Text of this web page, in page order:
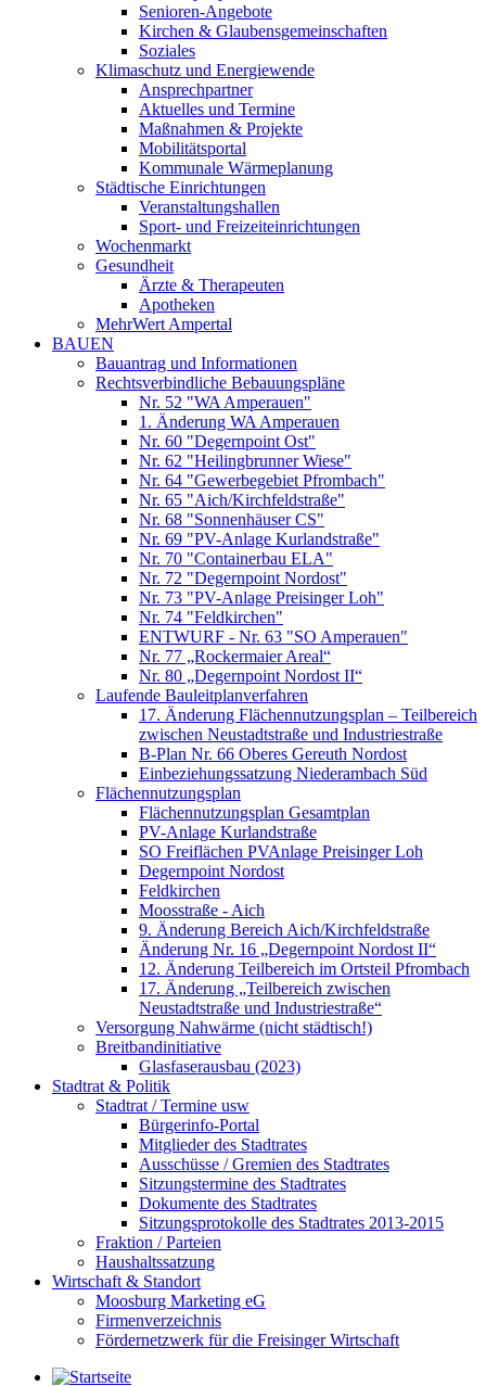
Senioren-Angebote
Kirchen & Glaubensgemeinschaften
Soziales
Klimaschutz und Energiewende
Ansprechpartner
Aktuelles und Termine
Maßnahmen & Projekte
Mobilitätsportal
Kommunale Wärmeplanung
Städtische Einrichtungen
Veranstaltungshallen
Sport- und Freizeiteinrichtungen
Wochenmarkt
Gesundheit
Ärzte & Therapeuten
Apotheken
MehrWert Ampertal
BAUEN
Bauantrag und Informationen
Rechtsverbindliche Bebauungspläne
Nr. 52 "WA Amperauen"
1. Änderung WA Amperauen
Nr. 60 "Degernpoint Ost"
Nr. 62 "Heilingbrunner Wiese"
Nr. 64 "Gewerbegebiet Pfrombach"
Nr. 65 "Aich/Kirchfeldstraße"
Nr. 68 "Sonnenhäuser CS"
Nr. 69 "PV-Anlage Kurlandstraße"
Nr. 70 "Containerbau ELA"
Nr. 72 "Degernpoint Nordost"
Nr. 73 "PV-Anlage Preisinger Loh"
Nr. 74 "Feldkirchen"
ENTWURF - Nr. 63 "SO Amperauen"
Nr. 77 „Rockermaier Areal“
Nr. 80 „Degernpoint Nordost II“
Laufende Bauleitplanverfahren
17. Änderung Flächennutzungsplan – Teilbereich
zwischen Neustadtstraße und Industriestraße
B-Plan Nr. 66 Oberes Gereuth Nordost
Einbeziehungssatzung Niederambach Süd
Flächennutzungsplan
Flächennutzungsplan Gesamtplan
PV-Anlage Kurlandstraße
SO Freiflächen PV­Anlage Preisinger Loh
Degernpoint Nordost
Feldkirchen
Moosstraße - Aich
9. Änderung Bereich Aich/Kirchfeldstraße
Änderung Nr. 16 „Degernpoint Nordost II“
12. Änderung Teilbereich im Ortsteil Pfrombach
17. Änderung „Teilbereich zwischen
Neustadtstraße und Industriestraße“
Versorgung Nahwärme (nicht städtisch!)
Breitbandinitiative
Glasfaserausbau (2023)
Stadtrat & Politik
Stadtrat / Termine usw
Bürgerinfo-Portal
Mitglieder des Stadtrates
Ausschüsse / Gremien des Stadtrates
Sitzungstermine des Stadtrates
Dokumente des Stadtrates
Sitzungsprotokolle des Stadtrates 2013-2015
Fraktion / Parteien
Haushaltssatzung
Wirtschaft & Standort
Moosburg Marketing eG
Firmenverzeichnis
Fördernetzwerk für die Freisinger Wirtschaft